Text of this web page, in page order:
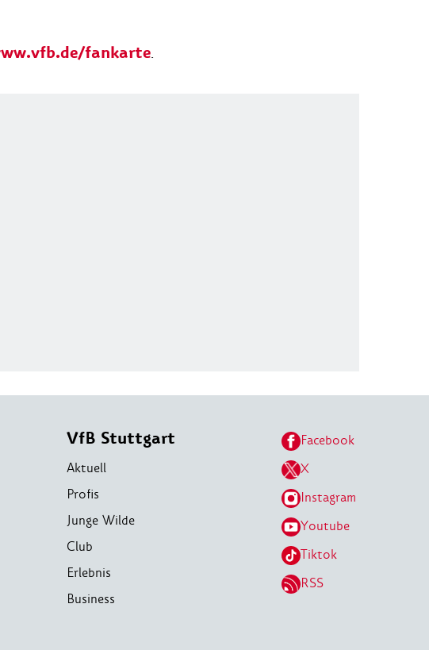
fankarte.
VfB Stuttgart
Aktuell
Profis
Junge Wilde
Club
Erlebnis
Business
Facebook
X
Instagram
Youtube
Tiktok
RSS